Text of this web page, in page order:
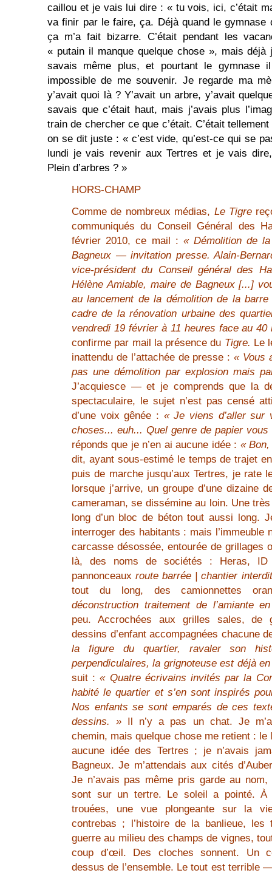
caillou et je vais lui dire : « tu vois, ici, c’était
va finir par le faire, ça. Déjà quand le gymnase
ça m’a fait bizarre. C’était pendant les
« putain il manque quelque chose », mais
savais même plus, et pourtant le gymnase
impossible de me souvenir. Je regarde ma
y’avait quoi là ? Y’avait un arbre, y’avait
savais que c’était haut, mais j’avais plus
train de chercher ce que c’était. C’était
on se dit juste : « c’est vide, qu’est-ce qui se
lundi je vais revenir aux Tertres et je vais
Plein d’arbres ? »
HORS-CHAMP
Comme de nombreux médias, Le Tigre
communiqués du Conseil Général des
février 2010, ce mail : « Démolition de
Bagneux — invitation presse. Alain-
vice-président du Conseil général des
Hélène Amiable, maire de Bagneux [...]
au lancement de la démolition de la
cadre de la rénovation urbaine des
vendredi 19 février à 11 heures face au 40
confirme par mail la présence du Tigre. Le
inattendu de l’attachée de presse : « Vous
pas une démolition par explosion mais
J’acquiesce — et je comprends que la
spectaculaire, le sujet n’est pas censé
d’une voix gênée : « Je viens d’aller
choses... euh... Quel genre de papier
réponds que je n’en ai aucune idée : «
dit, ayant sous-estimé le temps de trajet
puis de marche jusqu’aux Tertres, je rate
lorsque j’arrive, un groupe d’une dizaine
cameraman, se dissémine au loin. Une
long d’un bloc de béton tout aussi long.
interroger des habitants : mais l’immeuble
carcasse désossée, entourée de grillages
là, des noms de sociétés : Heras, ID
pannonceauxroute barrée | chantier
tout du long, des camionnettes
déconstruction traitement de l’amiante
peu. Accrochées aux grilles sales, de
dessins d’enfant accompagnées chacune
la figure du quartier, ravaler son
perpendiculaires, la grignoteuse est déjà
suit :« Quatre écrivains invités par la
habité le quartier et s’en sont inspirés
Nos enfants se sont emparés de ces
dessins. » Il n’y a pas un chat. Je
chemin, mais quelque chose me retient :
aucune idée des Tertres ; je n’avais
Bagneux. Je m’attendais aux cités
Je n’avais pas même pris garde au
sont sur un tertre. Le soleil a pointé. À
trouées, une vue plongeante sur la
contrebas ; l’histoire de la banlieue, les
guerre au milieu des champs de vignes,
coup d’œil. Des cloches sonnent. Un
dessus de l’ensemble. Le tout est terrible